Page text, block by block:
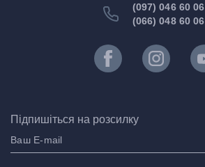
(097) 046 60 06
(066) 048 60 06
Підпишіться на розсилку